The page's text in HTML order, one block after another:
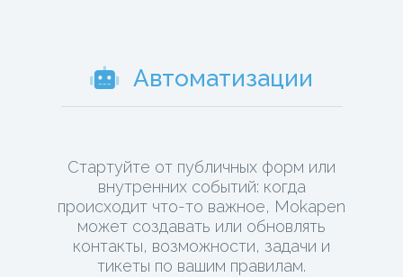
Автоматизации
Стартуйте от публичных форм или
внутренних событий: когда
происходит что-то важное, Mokapen
может создавать или обновлять
контакты, возможности, задачи и
тикеты по вашим правилам.